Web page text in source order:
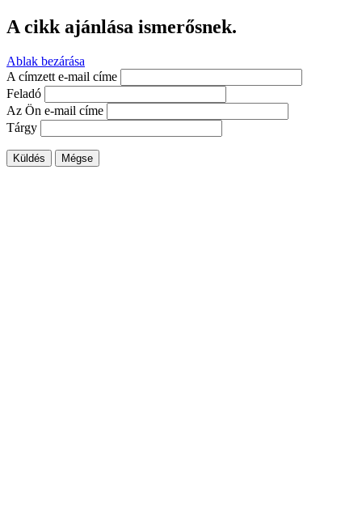
A cikk ajánlása ismerősnek.
Ablak bezárása
A címzett e-mail címe
Feladó
Az Ön e-mail címe
Tárgy
Küldés Mégse